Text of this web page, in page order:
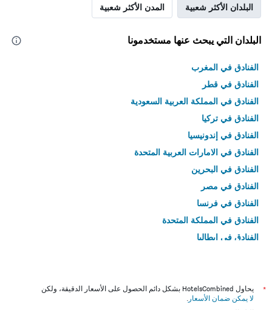
البلدان الأكثر شعبية المدن الأكثر شعبية
البلدان التي يبحث عنها مستخدمونا
الفنادق في المغرب
الفنادق في قطر
الفنادق في المملكة العربية السعودية
الفنادق في تركيا
الفنادق في إندونيسيا
الفنادق في الامارات العربية المتحدة
الفنادق في البحرين
الفنادق في مصر
الفنادق في فرنسا
الفنادق في المملكة المتحدة
الفنادق في إيطاليا
*
يحاول HotelsCombined بشكل دائم الحصول على الأسعار الدقيقة، ولكن
لا يمكن ضمان الأسعار .